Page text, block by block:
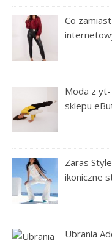
Co
Moda z
sklepu
Zaras
ikoniczne
Ubrania